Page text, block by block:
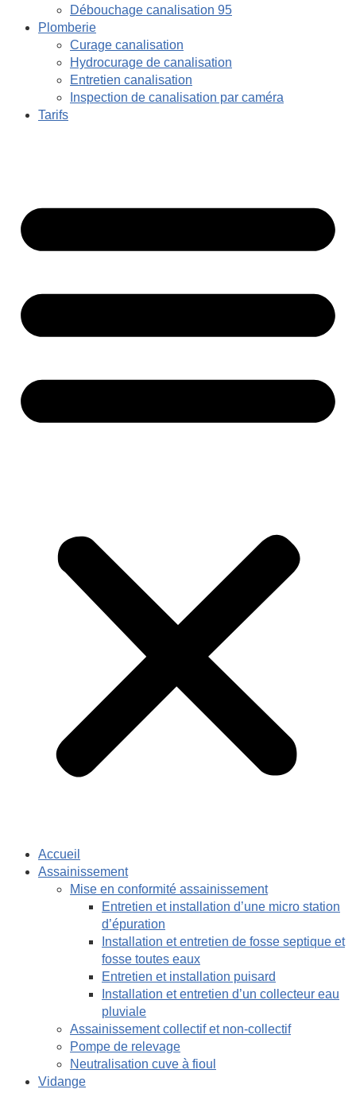
Débouchage canalisation 95
Plomberie
Curage canalisation
Hydrocurage de canalisation
Entretien canalisation
Inspection de canalisation par caméra
Tarifs
Accueil
Assainissement
Mise en conformité assainissement
Entretien et installation d’une micro station
d’épuration
Installation et entretien de fosse septique et
fosse toutes eaux
Entretien et installation puisard
Installation et entretien d’un collecteur eau
pluviale
Assainissement collectif et non-collectif
Pompe de relevage
Neutralisation cuve à fioul
Vidange